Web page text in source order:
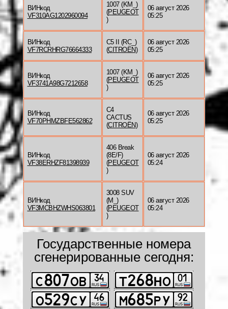
ВИНкод
VF310AG1202960094
1007 (KM_)
(PEUGEOT
)
06 август 2026
05:25
ВИНкод
VF7RCRHRG76664333
C5 II (RC_)
(CITROËN)
06 август 2026
05:25
ВИНкод
VF3741A98G7212658
1007 (KM_)
(PEUGEOT
)
06 август 2026
05:25
ВИНкод
VF70PHMZBFE562862
C4
CACTUS
(CITROËN)
06 август 2026
05:25
ВИНкод
VF38ERHZF81398939
406 Break
(8E/F)
(PEUGEOT
)
06 август 2026
05:24
ВИНкод
VF3MCBHZWHS063801
3008 SUV
(M_)
(PEUGEOT
)
06 август 2026
05:24
Государственные номера
сгенерированные сегодня: